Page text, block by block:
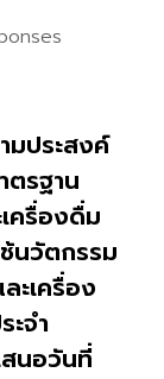
มประสงค์
ตรฐาน
ครื่องดื่ม
ช้นวัตกรรม
ะเครื่อง
จำ
นอวันที่